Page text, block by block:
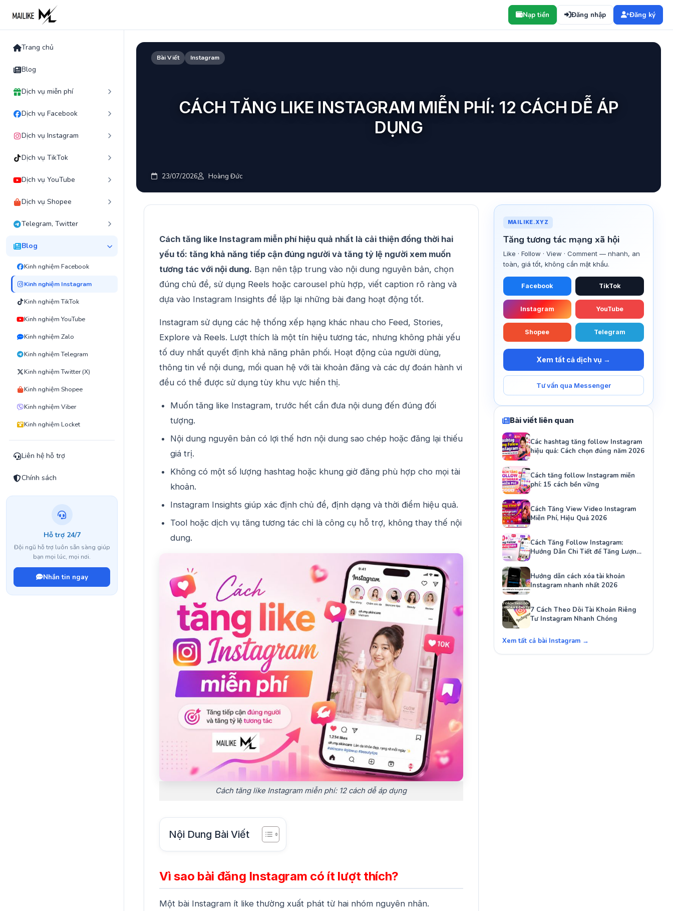
content
Nạp tiền Đăng nhập Đăng ký
Trang chủ
Blog
Dịch vụ miễn phí
Dịch vụ Facebook
Dịch vụ Instagram
Dịch vụ TikTok
Dịch vụ YouTube
Dịch vụ Shopee
Telegram, Twitter
Blog
Kinh nghiệm Facebook
Kinh nghiệm Instagram
Kinh nghiệm TikTok
Kinh nghiệm YouTube
Kinh nghiệm Zalo
Kinh nghiệm Telegram
Kinh nghiệm Twitter (X)
Kinh nghiệm Shopee
Kinh nghiệm Viber
Kinh nghiệm Locket
Liên hệ hỗ trợ
Chính sách
Hỗ trợ 24/7
Đội ngũ hỗ trợ luôn sẵn sàng giúp
bạn mọi lúc, mọi nơi.
Nhắn tin ngay
Bài Viết Instagram
CÁCH TĂNG LIKE INSTAGRAM MIỄN PHÍ: 12 CÁCH DỄ ÁP
DỤNG
23/07/2026 Hoàng Đức
Cách tăng like Instagram miễn phí hiệu quả nhất là cải thiện đồng thời hai
yếu tố: tăng khả năng tiếp cận đúng người và tăng tỷ lệ người xem muốn
tương tác với nội dung. Bạn nên tập trung vào nội dung nguyên bản, chọn
đúng chủ đề, sử dụng Reels hoặc carousel phù hợp, viết caption rõ ràng và
dựa vào Instagram Insights để lặp lại những bài đang hoạt động tốt.
Instagram sử dụng các hệ thống xếp hạng khác nhau cho Feed, Stories,
Explore và Reels. Lượt thích là một tín hiệu tương tác, nhưng không phải yếu
tố duy nhất quyết định khả năng phân phối. Hoạt động của người dùng,
thông tin về nội dung, mối quan hệ với tài khoản đăng và các dự đoán hành vi
đều có thể được sử dụng tùy khu vực hiển thị.
Muốn tăng like Instagram, trước hết cần đưa nội dung đến đúng đối
tượng.
Nội dung nguyên bản có lợi thế hơn nội dung sao chép hoặc đăng lại thiếu
giá trị.
Không có một số lượng hashtag hoặc khung giờ đăng phù hợp cho mọi tài
khoản.
Instagram Insights giúp xác định chủ đề, định dạng và thời điểm hiệu quả.
Tool hoặc dịch vụ tăng tương tác chỉ là công cụ hỗ trợ, không thay thế nội
dung.
Cách tăng like Instagram miễn phí: 12 cách dễ áp dụng
Nội Dung Bài Viết
Vì sao bài đăng Instagram có ít lượt thích?
Một bài Instagram ít like thường xuất phát từ hai nhóm nguyên nhân.
MAILIKE.XYZ
Tăng tương tác mạng xã hội
Like · Follow · View · Comment — nhanh, an
toàn, giá tốt, không cần mật khẩu.
Facebook TikTok
Instagram YouTube
Shopee Telegram
Xem tất cả dịch vụ →
Tư vấn qua Messenger
Bài viết liên quan
Các hashtag tăng follow Instagram
hiệu quả: Cách chọn đúng năm 2026
Cách tăng follow Instagram miễn
phí: 15 cách bền vững
Cách Tăng View Video Instagram
Miễn Phí, Hiệu Quả 2026
Cách Tăng Follow Instagram:
Hướng Dẫn Chi Tiết để Tăng Lượng
Người Theo Dõi Của Bạn
Hướng dẫn cách xóa tài khoản
Instagram nhanh nhất 2026
7 Cách Theo Dõi Tài Khoản Riêng
Tư Instagram Nhanh Chóng
Xem tất cả bài Instagram →